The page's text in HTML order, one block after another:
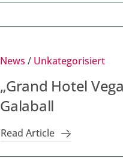
News / Unkategorisiert
„Grand Hotel
Galaball
Read Article